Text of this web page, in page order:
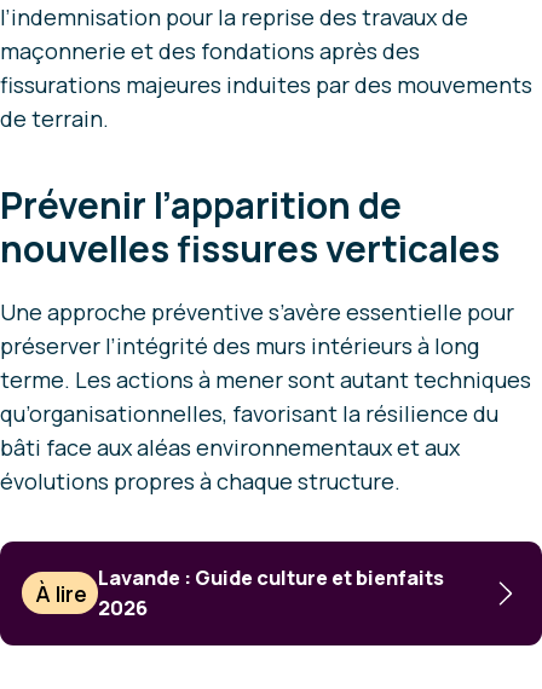
l’indemnisation pour la reprise des travaux de
maçonnerie et des fondations après des
fissurations majeures induites par des mouvements
de terrain.
Prévenir l’apparition de
nouvelles fissures verticales
Une approche préventive s’avère essentielle pour
préserver l’intégrité des murs intérieurs à long
terme. Les actions à mener sont autant techniques
qu’organisationnelles, favorisant la résilience du
bâti face aux aléas environnementaux et aux
évolutions propres à chaque structure.
À lire
Lavande : Guide culture et bienfaits
2026